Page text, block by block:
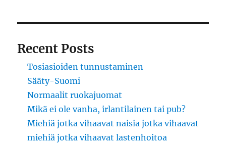
Recent Posts
Tosiasioiden tunnustaminen
Sääty-Suomi
Normaalit ruokajuomat
Mikä ei ole vanha, irlantilainen tai pub?
Miehiä jotka vihaavat naisia jotka vihaavat
miehiä jotka vihaavat lastenhoitoa